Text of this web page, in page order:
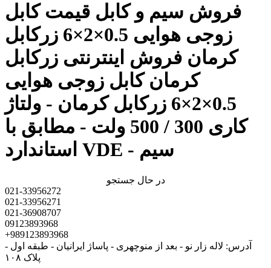
فروش سیم و کابل قیمت کابل
زوجی هوایی 0.5×2×6 زرکابل
کرمان فروش اینترنتی زرکابل
کرمان کابل زوجی هوایی
0.5×2×6 زرکابل کرمان - ولتاژ
کاری 300 / 500 ولت - مطابق با
استاندارد VDE - سیم
در حال جستجو
021-33956272
021-33956271
021-36908707
09123893968
+989123893968
آدرس: لاله زار نو - بعد از منوچهری - پاساژ ایرانیان - طبقه اول -
پلاک ۱۰۸